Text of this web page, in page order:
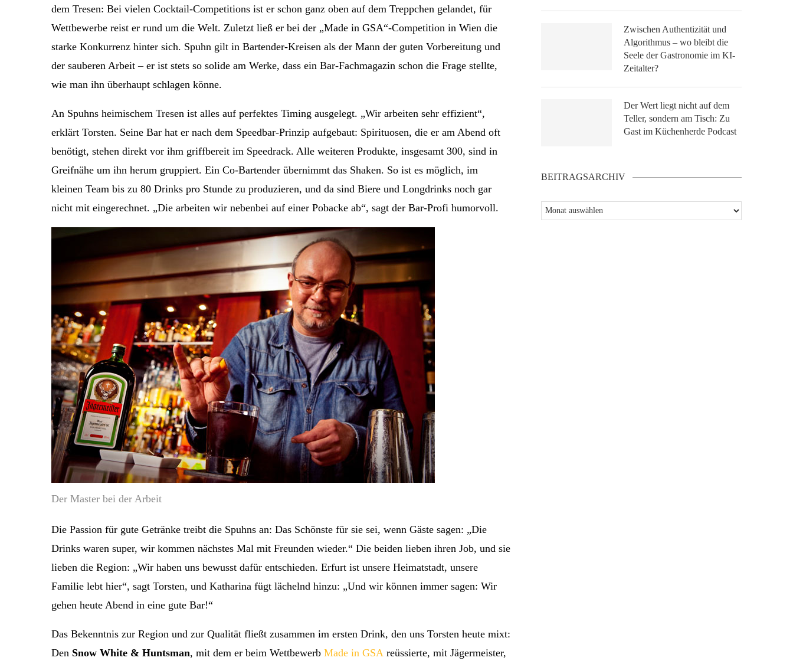
dem Tresen: Bei vielen Cocktail-Competitions ist er schon ganz oben auf dem Treppchen gelandet, für
Wettbewerbe reist er rund um die Welt. Zuletzt ließ er bei der „Made in GSA“-Competition in Wien die
starke Konkurrenz hinter sich. Spuhn gilt in Bartender-Kreisen als der Mann der guten Vorbereitung und
der sauberen Arbeit – er ist stets so solide am Werke, dass ein Bar-Fachmagazin schon die Frage stellte,
wie man ihn überhaupt schlagen könne.
An Spuhns heimischem Tresen ist alles auf perfektes Timing ausgelegt. „Wir arbeiten sehr effizient“,
erklärt Torsten. Seine Bar hat er nach dem Speedbar-Prinzip aufgebaut: Spirituosen, die er am Abend oft
benötigt, stehen direkt vor ihm griffbereit im Speedrack. Alle weiteren Produkte, insgesamt 300, sind in
Greifnähe um ihn herum gruppiert. Ein Co-Bartender übernimmt das Shaken. So ist es möglich, im
kleinen Team bis zu 80 Drinks pro Stunde zu produzieren, und da sind Biere und Longdrinks noch gar
nicht mit eingerechnet. „Die arbeiten wir nebenbei auf einer Pobacke ab“, sagt der Bar-Profi humorvoll.
Der Master bei der Arbeit
Die Passion für gute Getränke treibt die Spuhns an: Das Schönste für sie sei, wenn Gäste sagen: „Die
Drinks waren super, wir kommen nächstes Mal mit Freunden wieder.“ Die beiden lieben ihren Job, und sie
lieben die Region: „Wir haben uns bewusst dafür entschieden. Erfurt ist unsere Heimatstadt, unsere
Familie lebt hier“, sagt Torsten, und Katharina fügt lächelnd hinzu: „Und wir können immer sagen: Wir
gehen heute Abend in eine gute Bar!“
Das Bekenntnis zur Region und zur Qualität fließt zusammen im ersten Drink, den uns Torsten heute mixt:
Den Snow White & Huntsman, mit dem er beim Wettbewerb Made in GSA reüssierte, mit Jägermeister,
Zwischen Authentizität und
Algorithmus – wo bleibt die
Seele der Gastronomie im KI-
Zeitalter?
Der Wert liegt nicht auf dem
Teller, sondern am Tisch: Zu
Gast im Küchenherde Podcast
BEITRAGSARCHIV